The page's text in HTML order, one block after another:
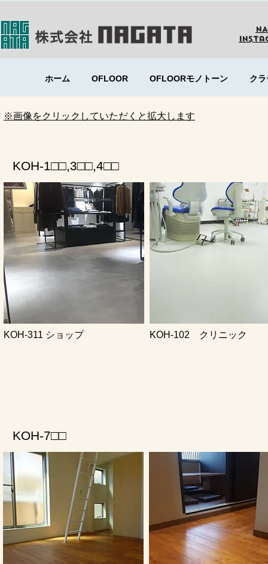
ホーム OFLOOR OFLOORモノトーン ク
※画像をクリックしていただくと拡大します
KOH-1□□,3□□,4□□
KOH-311 ショップ KOH-102 クリニック
KOH-7□□